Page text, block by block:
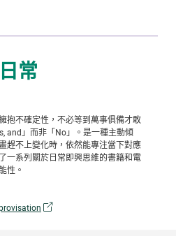
常
抱不確定性，不必等到萬事俱備才敢
and」而非「No」。是一種主動傾
趕不上變化時，依然能專注當下對應
一系列關於日常即興思維的書籍和電
性。